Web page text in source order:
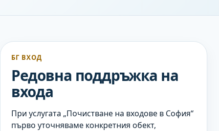
БГ ВХОД
Редовна поддръжка на
входа
При услугата „Почистване на входове в София“
първо уточняваме конкретния обект,